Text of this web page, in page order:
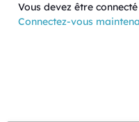
Vous devez être
Connectez-vous